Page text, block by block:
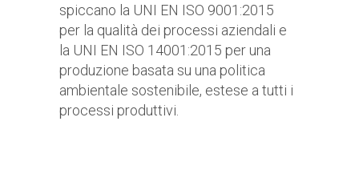
spiccano la UNI EN ISO 9001:2015
per la qualità dei processi aziendali e
la UNI EN ISO 14001:2015 per una
produzione basata su una politica
ambientale sostenibile, estese a tutti i
processi produttivi.